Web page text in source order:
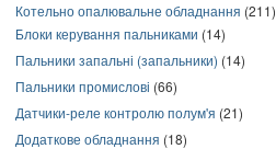
Котельно опалювальне обладнання (211)
Блоки керування пальниками (14)
Пальники запальні (запальники) (14)
Пальники промислові (66)
Датчики-реле контролю полум'я (21)
Додаткове обладнання (18)